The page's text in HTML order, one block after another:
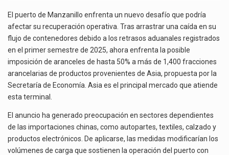
El puerto de Manzanillo enfrenta un nuevo desafío que podría
afectar su recuperación operativa. Tras arrastrar una caída en su
flujo de contenedores debido a los retrasos aduanales registrados
en el primer semestre de 2025, ahora enfrenta la posible
imposición de aranceles de hasta 50% a más de 1,400 fracciones
arancelarias de productos provenientes de Asia, propuesta por la
Secretaría de Economía. Asia es el principal mercado que atiende
esta terminal.
El anuncio ha generado preocupación en sectores dependientes
de las importaciones chinas, como autopartes, textiles, calzado y
productos electrónicos. De aplicarse, las medidas modificarían los
volúmenes de carga que sostienen la operación del puerto con